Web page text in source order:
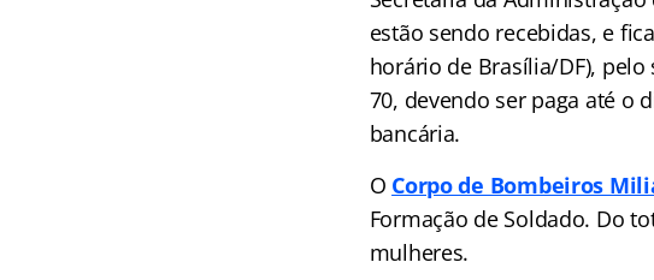
estão sendo recebidas, e
horário de Brasília/DF),
70, devendo ser paga até o
bancária.
O Corpo de Bombeiros
Formação de Soldado. Do
mulheres.